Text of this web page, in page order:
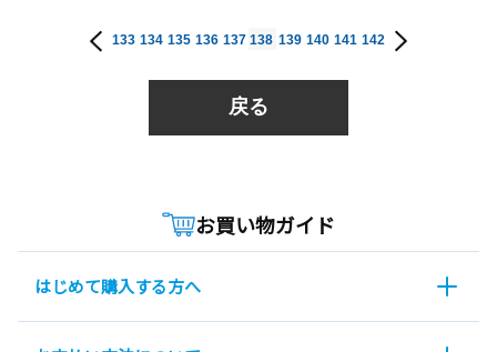
133 134 135 136 137 138 139 140 141 142
戻る
お買い物ガイド
はじめて購入する方へ